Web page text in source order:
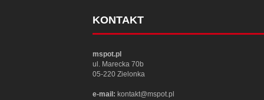
KONTAKT
mspot.pl
ul. Marecka 70b
05-220 Zielonka
e-mail: kontakt@mspot.pl